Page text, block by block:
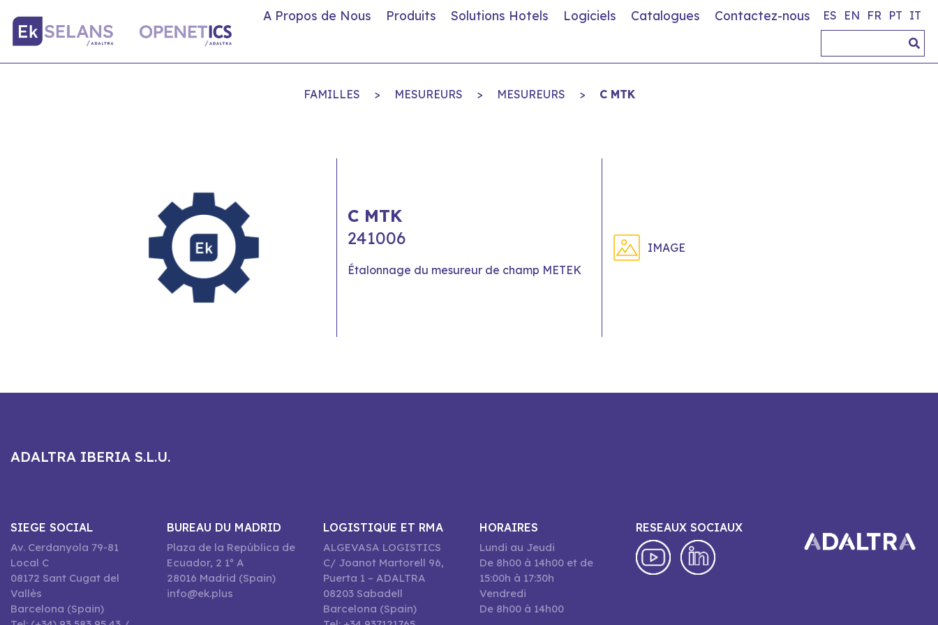
A Propos de Nous Produits Solutions Hotels Logiciels Catalogues Contactez-nous ES EN FR PT IT
FAMILLES > MESUREURS > MESUREURS > C MTK
C MTK
241006
Étalonnage du mesureur de champ METEK
IMAGE
ADALTRA IBERIA S.L.U.
SIEGE SOCIAL
Av. Cerdanyola 79-81
Local C
08172 Sant Cugat del
Vallès
Barcelona (Spain)
BUREAU DU MADRID
Plaza de la República de
Ecuador, 2 1º A
28016 Madrid (Spain)
info@ek.plus
LOGISTIQUE ET RMA
ALGEVASA LOGISTICS
C/ Joanot Martorell 96,
Puerta 1 – ADALTRA
08203 Sabadell
Barcelona (Spain)
HORAIRES
Lundi au Jeudi
De 8h00 à 14h00 et de
15:00h à 17:30h
Vendredi
De 8h00 à 14h00
RESEAUX SOCIAUX